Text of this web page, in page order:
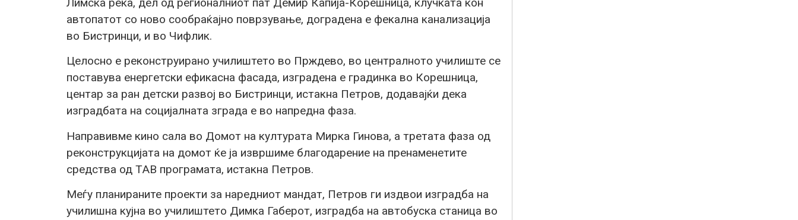
автопатот со ново сообраќајно поврзување, доградена е фекална канализација
во Бистринци, и во Чифлик.
Целосно е реконструирано училиштето во Прждево, во централното училиште се
поставува енергетски ефикасна фасада, изградена е градинка во Корешница,
центар за ран детски развој во Бистринци, истакна Петров, додавајќи дека
изградбата на социјалната зграда е во напредна фаза.
Направивме кино сала во Домот на културата Мирка Гинова, а третата фаза од
реконструкцијата на домот ќе ја извршиме благодарение на пренаменетите
средства од ТАВ програмата, истакна Петров.
Меѓу планираните проекти за наредниот мандат, Петров ги издвои изградба на
училишна кујна во училиштето Димка Габерот, изградба на автобуска станица во